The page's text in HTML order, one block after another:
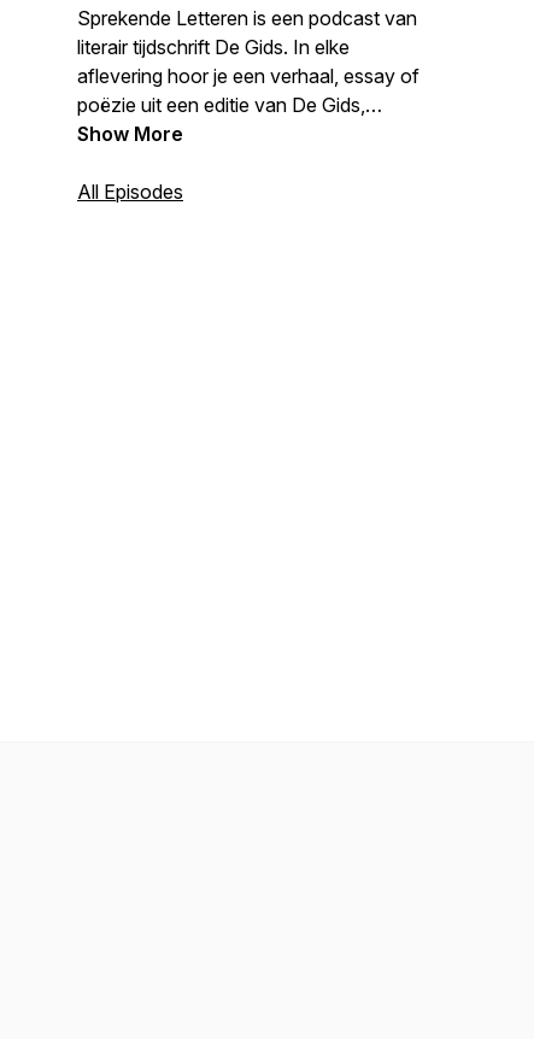
Sprekende Letteren is een podcast van
literair tijdschrift De Gids. In elke
aflevering hoor je een verhaal, essay of
poëzie uit een editie van De Gids,
voorgedragen door de schrijver zelf. |
van Gool. De muziek is gemaakt door
Show More
All Episodes